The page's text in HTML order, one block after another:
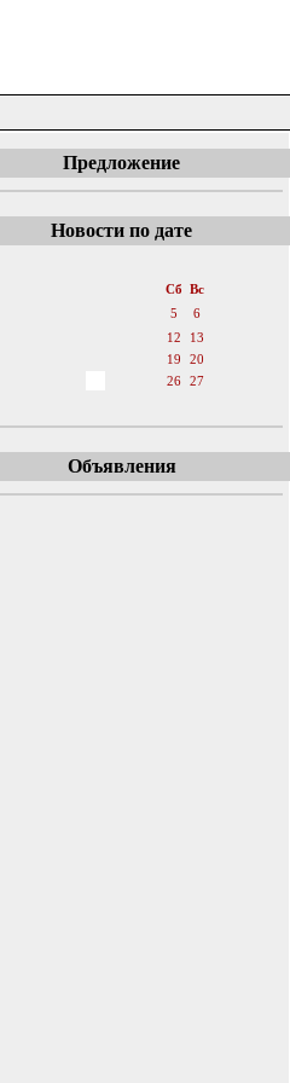
Предложение
Новости по дате
Сб Вс
5
6
12
13
19
20
26
27
Объявления